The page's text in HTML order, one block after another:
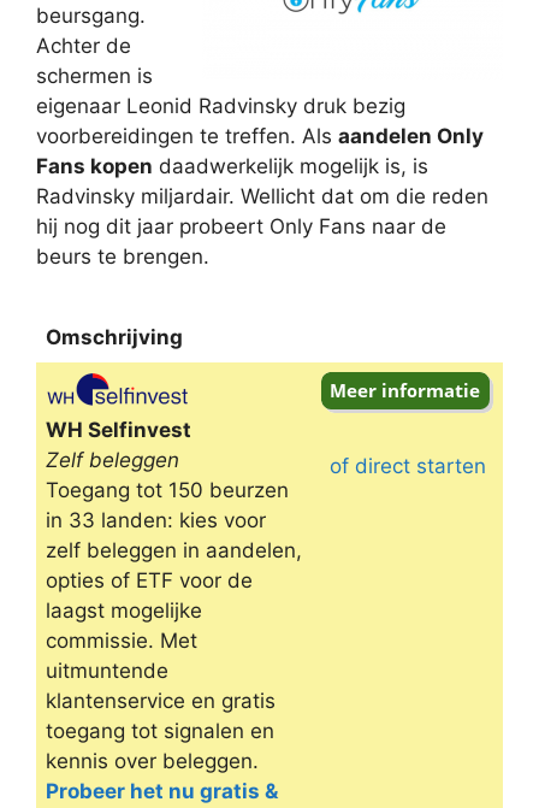
beursgang.
Achter de
schermen is
eigenaar Leonid Radvinsky druk bezig
voorbereidingen te treffen. Als aandelen Only
Fans kopen daadwerkelijk mogelijk is, is
Radvinsky miljardair. Wellicht dat om die reden
hij nog dit jaar probeert Only Fans naar de
beurs te brengen.
Omschrijving
Omschrijving
WH Selfinvest
Zelf beleggen
Toegang tot 150 beurzen
in 33 landen: kies voor
zelf beleggen in aandelen,
opties of ETF voor de
laagst mogelijke
commissie. Met
uitmuntende
klantenservice en gratis
toegang tot signalen en
kennis over beleggen.
Probeer het nu gratis &
of direct starten